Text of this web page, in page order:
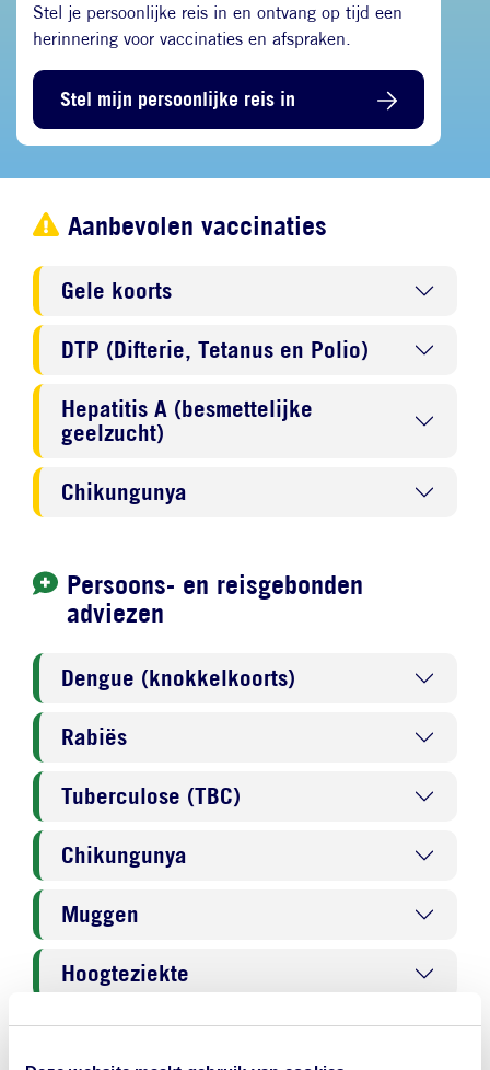
Stel je persoonlijke reis in en ontvang op tijd een
herinnering voor vaccinaties en afspraken.
Stel mijn persoonlijke reis in
Aanbevolen vaccinaties
Gele koorts
DTP (Difterie, Tetanus en Polio)
Hepatitis A (besmettelijke
geelzucht)
Chikungunya
Persoons- en reisgebonden
adviezen
Dengue (knokkelkoorts)
Rabiës
Tuberculose (TBC)
Chikungunya
Muggen
Hoogteziekte